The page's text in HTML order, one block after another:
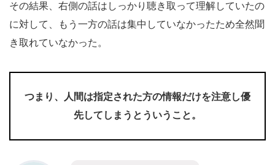
その結果、右側の話はしっかり聴き取って理解していたの
に対して、もう一方の話は集中していなかったため全然聞
き取れていなかった。
つまり、人間は指定された方の情報だけを注意し優
先してしまうとういうこと。